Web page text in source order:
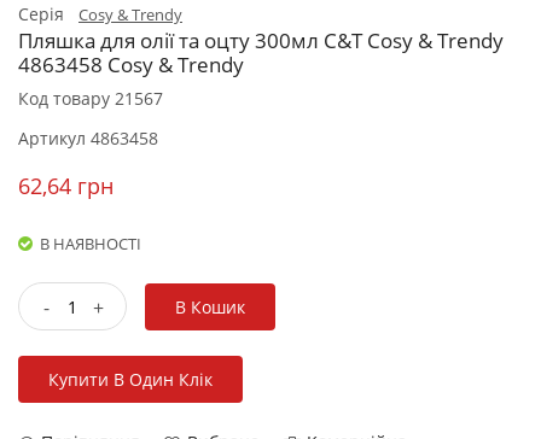
Серія Cosy & Trendy
Пляшка для олії та оцту 300мл C&T Cosy & Trendy
4863458 Cosy & Trendy
Код товару 21567
Артикул 4863458
62,64 грн
В НАЯВНОСТІ
- + В Кошик
Купити В Один Клік